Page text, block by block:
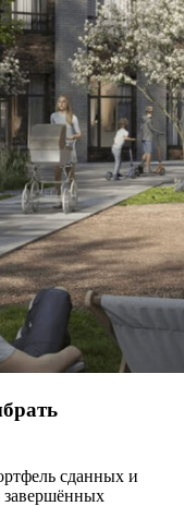
сданных и
завершённых